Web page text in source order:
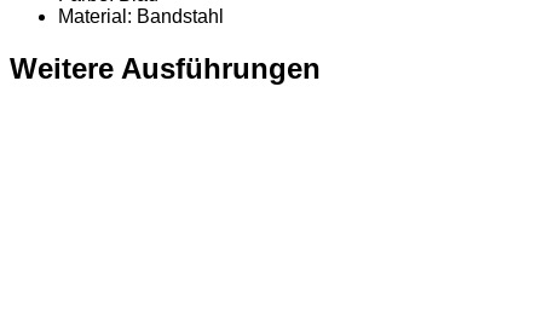
Material : Bandstahl
Weitere Ausführungen